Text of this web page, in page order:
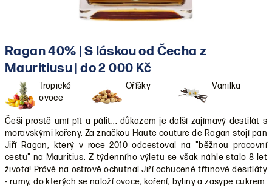
Ragan 40% | S láskou od Čecha z
Mauritiusu | do 2 000 Kč
Tropické
ovoce
Oříšky Vanilka
Češi prostě umí pít a pálit... důkazem je další zajímavý destilát s
moravskými kořeny. Za značkou Haute couture de Ragan stojí pan
Jiří Ragan, který v roce 2010 odcestoval na "běžnou pracovní
cestu" na Mauritius. Z týdenního výletu se však náhle stalo 8 let
života! Právě na ostrově ochutnal Jiří ochucené třtinové desitláty
- rumy, do kterých se naloží ovoce, koření, byliny a zasype cukrem.